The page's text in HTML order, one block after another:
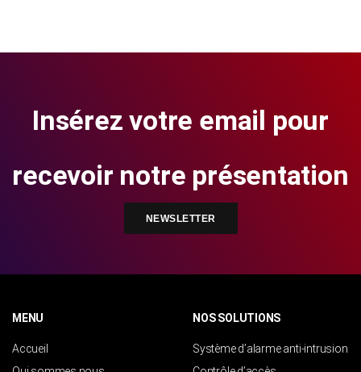
Insérez votre email pour
recevoir notre présentation
NEWSLETTER
MENU
Accueil
NOS SOLUTIONS
Système d’alarme anti-intrusion